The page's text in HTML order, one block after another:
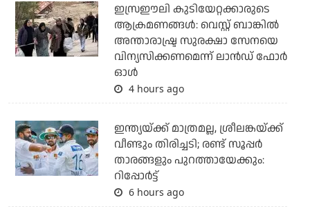
ഇസ്രഈലി കുടിയേറ്റക്കാരുടെ
ആക്രമണങ്ങള്‍: വെസ്റ്റ് ബാങ്കില്‍
അന്താരാഷ്ട്ര സുരക്ഷാ സേനയെ
വിന്യസിക്കണമെന്ന് ലാന്‍ഡ് ഫോര്‍
ഓള്‍
4 hours ago
ഇന്ത്യയ്ക്ക് മാത്രമല്ല, ശ്രീലങ്കയ്ക്ക്
വീണ്ടും തിരിച്ചടി; രണ്ട് സൂപ്പര്‍
താരങ്ങളും പുറത്തായേക്കും:
റിപ്പോര്‍ട്ട്
6 hours ago